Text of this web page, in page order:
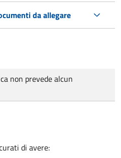
da allegare
non prevede alcun
di avere: